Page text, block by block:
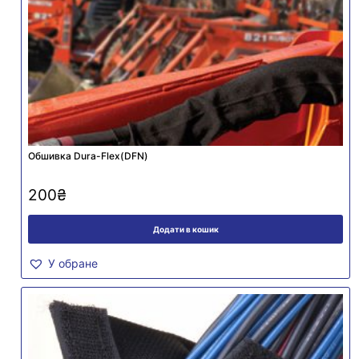
Обшивка Dura-Flex(DFN)
200₴
Додати в кошик
У обране